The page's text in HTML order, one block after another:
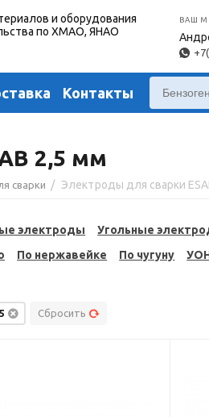
и оборудования
по ХМАО, ЯНАО
ВАШ
Контакты
2,5 мм
сварки / Электроды для сварки
электроды Угольные
По нержавейке По чугуну
Сбросить